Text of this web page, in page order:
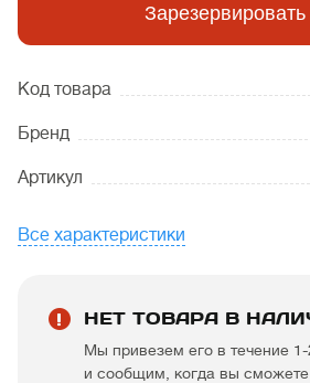
Зарезервировать
Код товара
Бренд
Артикул
Все характеристики
НЕТ ТОВАРА В
Мы привезем его в течение 1-
и сообщим, когда вы сможете